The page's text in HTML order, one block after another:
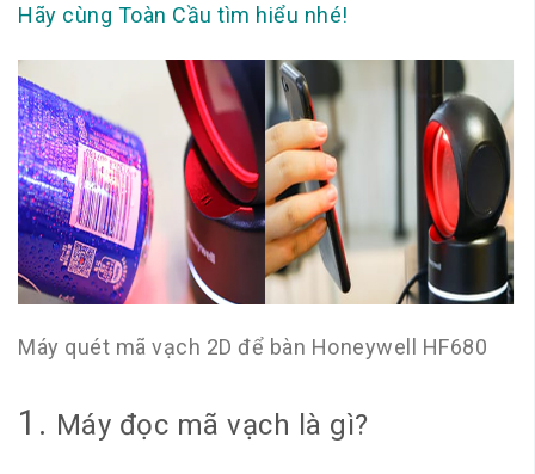
Hãy cùng Toàn Cầu tìm hiểu nhé!
Máy quét mã vạch 2D để bàn Honeywell HF680
1. Máy đọc mã vạch là gì?